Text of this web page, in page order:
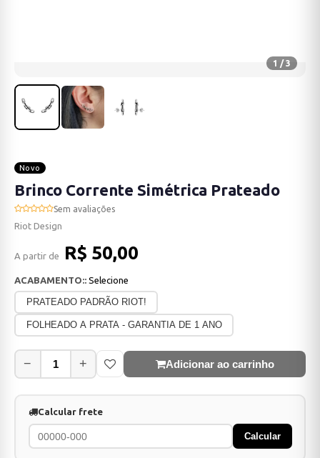
1 / 3
Novo
Brinco Corrente Simétrica Prateado
Sem avaliações
Riot Design
A partir de R$ 50,00
ACABAMENTO:: Selecione
PRATEADO PADRÃO RIOT!
FOLHEADO A PRATA - GARANTIA DE 1 ANO
− + Adicionar ao carrinho
Calcular frete
Calcular